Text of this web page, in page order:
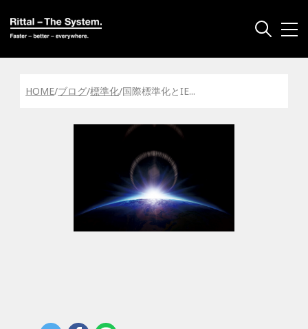
HOME/ブログ/標準化/国際標準化とIE...